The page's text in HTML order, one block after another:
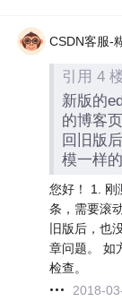
CSDN客服-
引用 4
新版的
的博客
回旧版
模一样
您好！ 1. 刚
条，需要滚
旧版后，也
章问题。 如
检查。
2018-